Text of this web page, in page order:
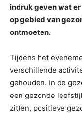
indruk geven wat
op gebied van
ontmoeten.
Tijdens het
verschillende
gehouden. In de
een gezonde
zitten, positieve